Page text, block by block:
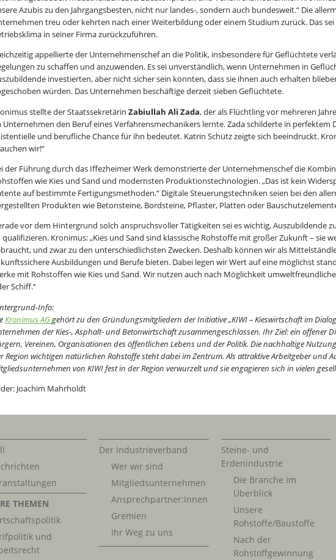
Azubis zu den Jahrgangsbesten, nicht nur landes-, sondern auch bundesweit.“ Die
treu oder kehrten nach einer Weiterbildung oder einem Studium zurück. Das
in seiner Firma zurückzuführen.
appellierte der Unternehmenschef an die Politik, insbesondere für Geflüchtete
zu schaffen und anzuwenden. Es sei unverständlich, wenn Unternehmen in
investierten, aber nicht sicher sein könnten, dass sie ihnen auch erhalten
würden. Das Unternehmen beschäftige derzeit sieben Geflüchtete.
stellte der Staatssekretärin Zabiullah Ali Zada, der als Flüchtling vor mehreren
Unternehmen den Beruf eines Verfahrensmechanikers lernte. Zada schilderte in perfektem
und berufliche Chance für ihn bedeutet. Katrin Schütz zeigte sich beeindruckt.
wir!“
der Führung durch das Iffezheimer Werk demonstrierte der Unternehmenschef die
wie Kies und Sand und modernsten Produktionstechnologien. „Das ist kein
auf bestimmte Fertigungsmethoden.“ Digitale Steuerungstechniken seien bei den
Produkten wie Betonsteine, Bordsteine, Pflaster, Platten oder
vor dem Hintergrund solch anspruchsvoller Tätigkeiten sei es wichtig, Auszubildende
qualifizieren. Kronimus: „Kies und Sand sind klassische Rohstoffe mit großer Zukunft – sie
und zwar zu den unterschiedlichsten Zwecken. Deshalb können wir als
Ausbildungen und Berufe bieten. Dabei legen wir Wert auf eine möglichst
mit Rohstoffen wie Kies und Sand. Wir nutzen auch nach Möglichkeit
Schiff.“
Info:
Kronimus AGgehört zu den Gründungsmitgliedern der Initiative „KIWI – Kieswirtschaft im
der Kies-, Asphalt- und Betonwirtschaft zusammengeschlossen. Ihr Ziel: ein offener
Vereinen, Organisationen des öffentlichen Lebens und der Politik. Die nachhaltige
Region wichtigen natürlichen Rohstoffe steht dabei im Zentrum. Als attraktive Arbeitgeber und
von KIWI fest in der Region verwurzelt und sie engagieren sich in vielen
Joachim Mahrholdt
THEMEN
und
Der Industrieverband
Wer wir sind
Mitgliedsunternehmen
Ansprechpartner:innen
Gremien
Ihr Weg zu uns
Steine- und
Erdenindustrie
Die Branche im
Überblick
Unsere
Rohstoffe/Baustoffe
Nach der
Rohstoffgewinnung